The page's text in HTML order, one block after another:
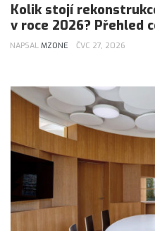
Kolik stojí
v roce 2026? Přehled
NAPSAL MZONE ČVC 27, 2026